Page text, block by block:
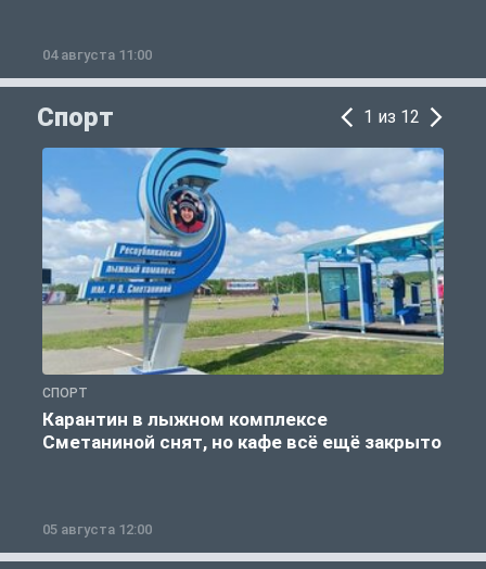
04 августа 11:00
Спорт 1 из 12
СПОРТ
Карантин в лыжном комплексе
Сметаниной снят, но кафе всё ещё закрыто
05 августа 12:00